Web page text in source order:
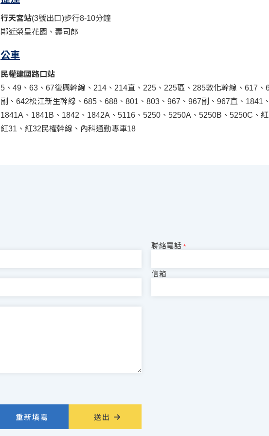
行天宮站(3號出口)步行8-10分鐘
鄰近榮星花園、壽司郎
公車
民權建國路口站
5、49、63、67復興幹線、214、214直、225、225區、285敦化幹線、617、
副、642松江新生幹線、685、688、801、803、967、967副、967直、1841、
1841A、1841B、1842、1842A、5116、5250、5250A、5250B、5250C、紅
紅31、紅32民權幹線、內科通勤專車18
*
聯絡電話
信箱